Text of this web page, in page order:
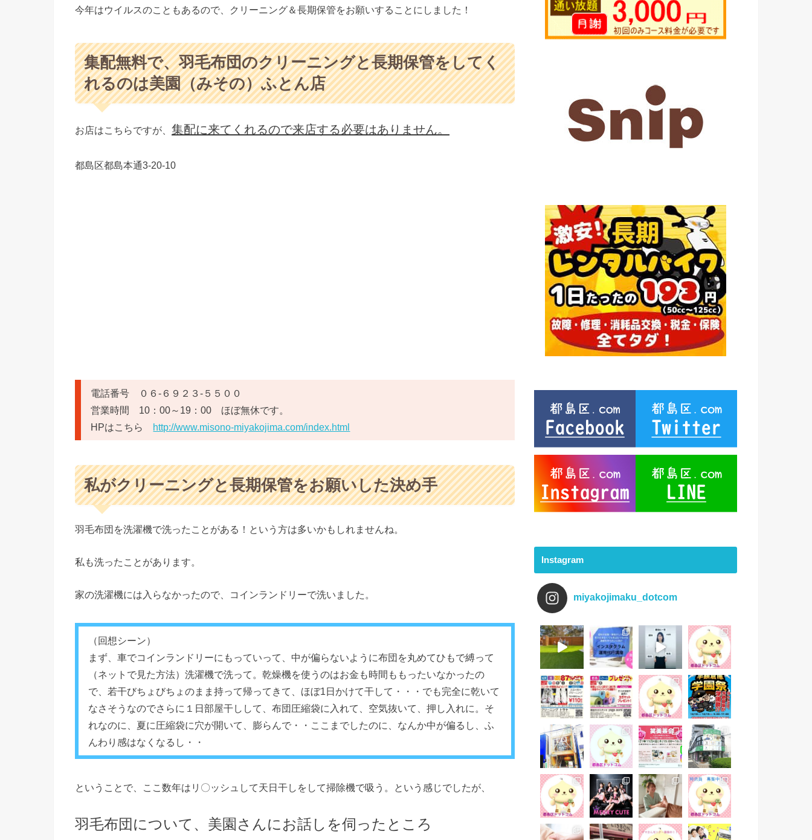
今年はウイルスのこともあるので、クリーニング＆長期保管をお願いすることにしました！
集配無料で、羽毛布団のクリーニングと長期保管をしてく
れるのは美園（みその）ふとん店
お店はこちらですが、 集配に来てくれるので来店する必要はありません。
都島区都島本通3-20-10
電話番号 ０６-６９２３-５５００
営業時間 10：00～19：00 ほぼ無休です。
HPはこちら http://www.misono-miyakojima.com/index.html
私がクリーニングと長期保管をお願いした決め手
羽毛布団を洗濯機で洗ったことがある！という方は多いかもしれませんね。
私も洗ったことがあります。
家の洗濯機には入らなかったので、コインランドリーで洗いました。
（回想シーン）
まず、車でコインランドリーにもっていって、中が偏らないように布団を丸めてひもで縛って
（ネットで見た方法）洗濯機で洗って。乾燥機を使うのはお金も時間ももったいなかったの
で、若干びちょびちょのまま持って帰ってきて、ほぼ1日かけて干して・・・でも完全に乾いて
なさそうなのでさらに１日部屋干しして、布団圧縮袋に入れて、空気抜いて、押し入れに。そ
れなのに、夏に圧縮袋に穴が開いて、膨らんで・・ここまでしたのに、なんか中が偏るし、ふ
んわり感はなくなるし・・
ということで、ここ数年はリ〇ッシュして天日干しをして掃除機で吸う。という感じでしたが、
羽毛布団について、美園さんにお話しを伺ったところ
Instagram
miyakojimaku_dotcom